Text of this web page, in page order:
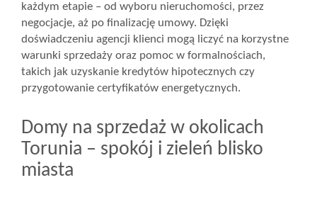
Opinie
każdym etapie – od wyboru nieruchomości, przez
negocjacje, aż po finalizację umowy. Dzięki
doświadczeniu agencji klienci mogą liczyć na korzystne
warunki sprzedaży oraz pomoc w formalnościach,
takich jak uzyskanie kredytów hipotecznych czy
przygotowanie certyfikatów energetycznych.
Domy na sprzedaż w okolicach
Torunia – spokój i zieleń blisko
miasta